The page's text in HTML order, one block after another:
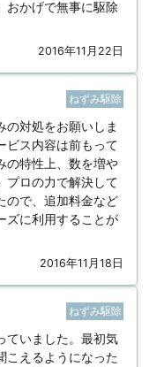
おかげで無事に駆除
2016年11月22日
ねずみ駆除
の対処をお願いしま
ビス内容は前もって
の特性上、数を増や
プロの力で解決して
ので、追加料金など
ズに利用することが
2016年11月18日
ねずみ駆除
ていました。最初気
こえるようになった